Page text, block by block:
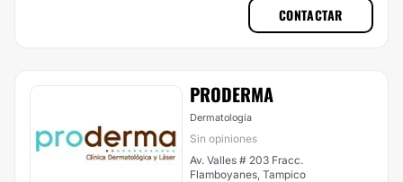
CONTACTAR
PRODERMA
Dermatología
Sin opiniones
Av. Valles # 203 Fracc.
Flamboyanes, Tampico